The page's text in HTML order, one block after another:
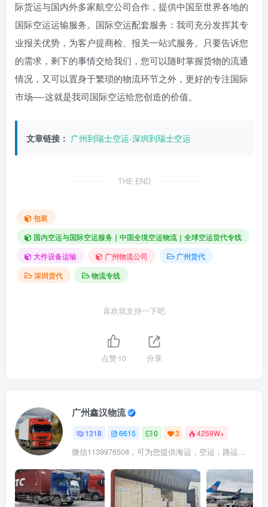
际货运与国内外多家航空公司合作，提供中国至世界各地的
国际空运运输服务。国际空运配套服务：我司充分发挥其专
业报关优势，为客户提商检、报关一站式服务。只要告诉您
的需求，剩下的事情交给我们，您可以随时掌握货物的流通
情况，又可以置身于繁琐的物流环节之外，更好的专注国际
市场—-这就是我司国际空运给您创造的价值。
文章链接： 广州到瑞士空运-深圳到瑞士空运
THE END
包装
国内空运与国际空运服务｜中国全境空运物流｜全球空运货代专线
大件设备运输
广州物流公司
广州货代
深圳货代
物流专线
喜欢就支持一下吧
点赞10 分享
广州鑫汉物流
1318 6615 0 3 4259W+
微信1139976508，可为您提供海运，空运，路运，铁路运输